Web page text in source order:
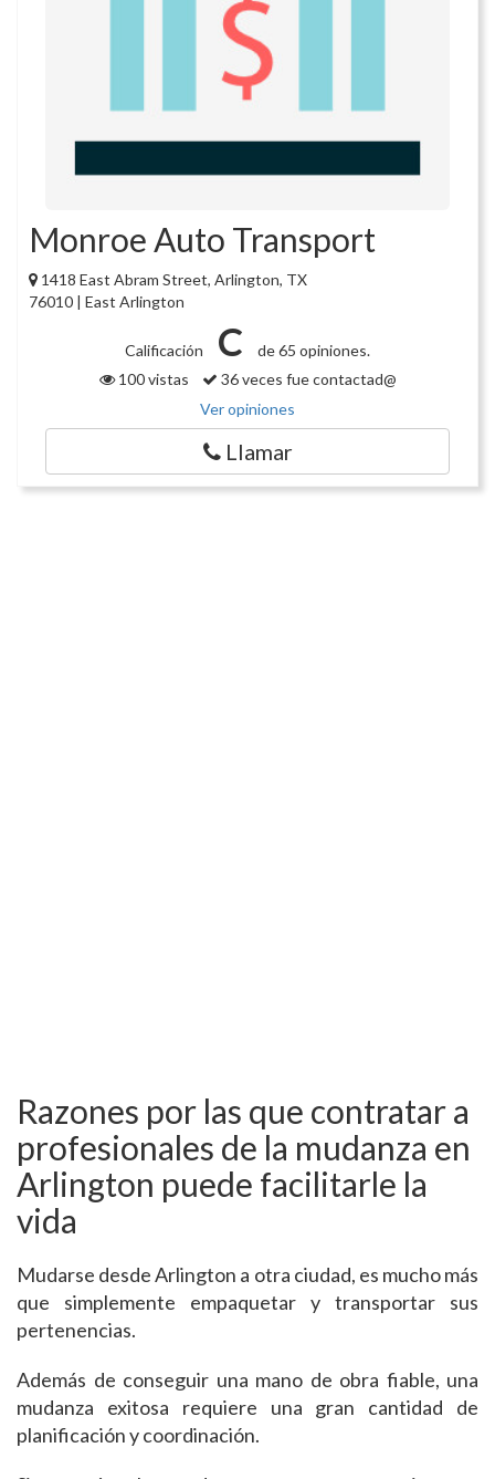
Monroe Auto Transport
1418 East Abram Street, Arlington, TX
76010 | East Arlington
Calificación C
de 65 opiniones.
100 vistas
36 veces fue contactad@
Ver opiniones
Llamar
Razones por las que contratar a
profesionales de la mudanza en
Arlington puede facilitarle la
vida
Mudarse desde Arlington a otra ciudad, es mucho más
que simplemente empaquetar y transportar sus
pertenencias.
Además de conseguir una mano de obra fiable, una
mudanza exitosa requiere una gran cantidad de
planificación y coordinación.